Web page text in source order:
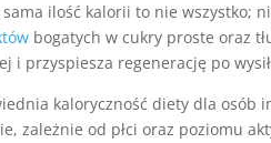
sama ilość kalorii to nie wszystko;
bogatych w cukry proste oraz
i przyspiesza regenerację po
kaloryczność diety dla osób
zależnie od płci oraz poziomu